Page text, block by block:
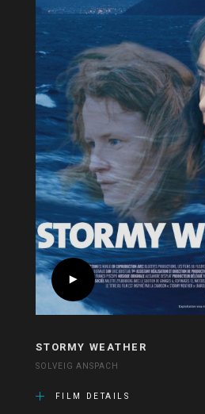
STORMY WEATHER
SOLVEIG ANSPACH
FILM DETAILS